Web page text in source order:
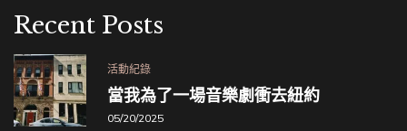
Recent Posts
當我為了一場音樂劇衝去紐約